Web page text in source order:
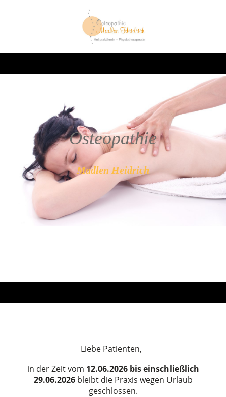
Osteopathie
Madlen Heidrich
Liebe Patienten,
in der Zeitvom 12.06.2026 bis einschließlich
29.06.2026bleibt die Praxis wegen Urlaub
geschlossen.